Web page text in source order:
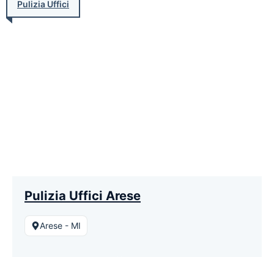
Pulizia Uffici
Pulizia Uffici Arese
Arese - MI